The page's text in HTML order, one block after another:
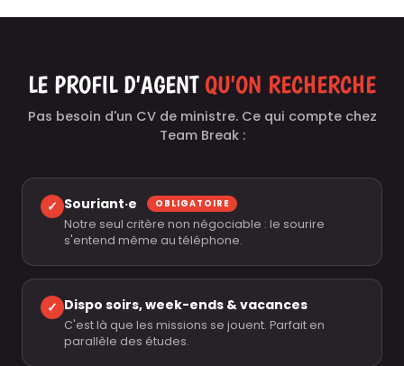
LE PROFIL D'AGENT QU'ON RECHERCHE
Pas besoin d'un CV de ministre. Ce qui compte chez
Team Break :
✓ Souriant·e OBLIGATOIRE
Notre seul critère non négociable : le sourire
s'entend même au téléphone.
✓ Dispo soirs, week-ends & vacances
C'est là que les missions se jouent. Parfait en
parallèle des études.